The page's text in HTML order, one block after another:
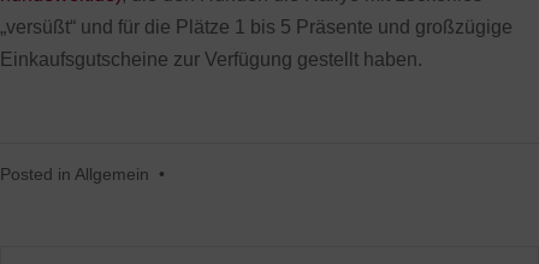
„versüßt“ und für die Plätze 1 bis 5 Präsente und großzügige
Einkaufsgutscheine zur Verfügung gestellt haben.
Posted in Allgemein •